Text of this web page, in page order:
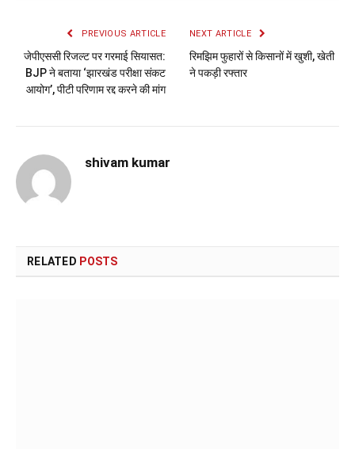
PREVIOUS ARTICLE
जेपीएससी रिजल्ट पर गरमाई सियासत:
BJP ने बताया ‘झारखंड परीक्षा संकट
आयोग’, पीटी परिणाम रद्द करने की मांग
NEXT ARTICLE
रिमझिम फुहारों से किसानों में खुशी, खेती
ने पकड़ी रफ्तार
shivam kumar
RELATED POSTS